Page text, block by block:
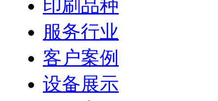
印刷品种
服务行业
客户案例
设备展示